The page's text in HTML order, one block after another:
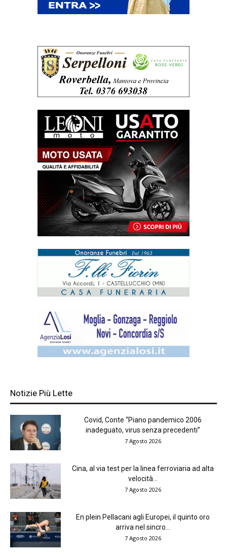
Notizie Più Lette
Covid, Conte “Piano pandemico 2006
inadeguato, virus senza precedenti”
7 Agosto 2026
Cina, al via test per la linea ferroviaria ad alta
velocità...
7 Agosto 2026
En plein Pellacani agli Europei, il quinto oro
arriva nel sincro...
7 Agosto 2026